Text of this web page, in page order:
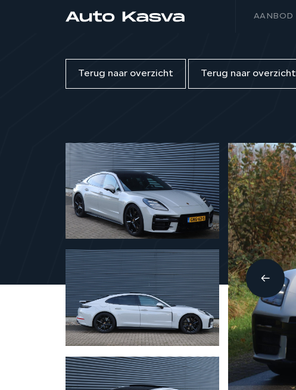
AANBOD
Terug naar overzicht Terug naar overzicht